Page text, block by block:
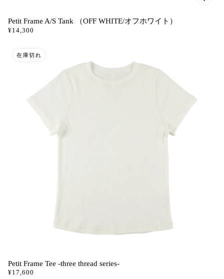
Petit Frame A/S Tank （OFF WHITE/オフホワイト）
¥14,300
在庫切れ
Petit Frame Tee -three thread series-
¥17,600